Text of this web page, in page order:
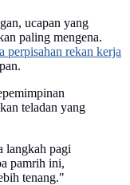
ucapan yang
paling mengena.
perpisahan rekan kerja
teladan yang
langkah pagi
pamrih ini,
tenang."